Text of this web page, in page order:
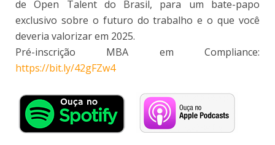
de Open Talent do Brasil, para um bate-papo
exclusivo sobre o futuro do trabalho e o que você
deveria valorizar em 2025.
Pré-inscrição MBA em Compliance:
https://bit.ly/42gFZw4